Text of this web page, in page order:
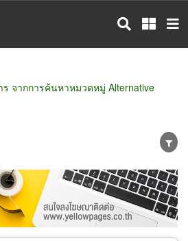
จากการค้นหาหมวดหมู่ Alternative
ก ผู้ผลิต
ตัวแทนจัดจำหน่าย
ธุรกิจบริการ